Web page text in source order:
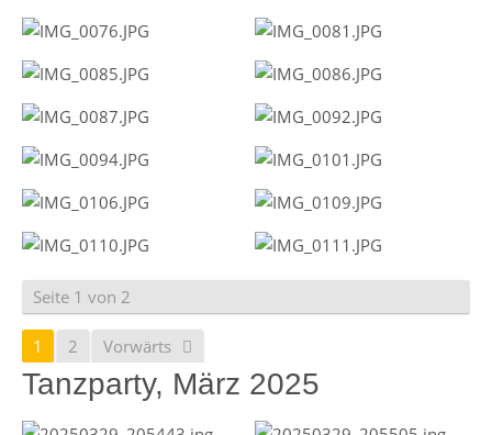
Seite 1 von 2
1 2 Vorwärts
Tanzparty, März 2025